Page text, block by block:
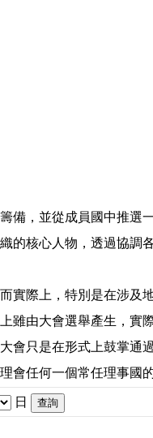
備，並從成員國中推選
的核心人物，透過協調
實際上，特別是在涉及
雖由大會選舉產生，實
會只是在形式上鼓掌通
會任何一個常任理事國的
日